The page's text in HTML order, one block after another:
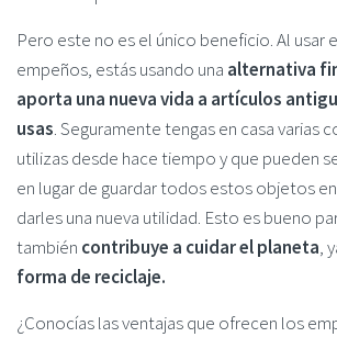
Pero este no es el único beneficio. Al usar
empeños, estás usando una alternativa
aporta una nueva vida a artículos
usas. Seguramente tengas en casa varias
utilizas desde hace tiempo y que pueden
en lugar de guardar todos estos objetos
darles una nueva utilidad. Esto es bueno
también contribuye a cuidar el planeta,
forma de reciclaje.
¿Conocías las ventajas que ofrecen los